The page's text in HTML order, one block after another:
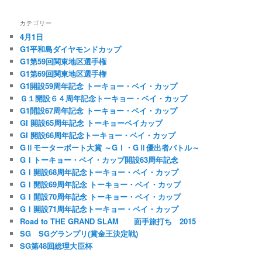
カテゴリー
4月1日
G1平和島ダイヤモンドカップ
G1第59回関東地区選手権
G1第69回関東地区選手権
G1開設59周年記念 トーキョー・ベイ・カップ
Ｇ１開設６４周年記念トーキョー・ベイ・カップ
G1開設67周年記念 トーキョー・ベイ・カップ
GI 開設65周年記念 トーキョーベイカップ
GI 開設66周年記念トーキョー・ベイ・カップ
GⅡモーターボート大賞 ～GⅠ・GⅡ優出者バトル～
GⅠトーキョー・ベイ・カップ開設63周年記念
GⅠ開設68周年記念トーキョー・ベイ・カップ
GⅠ開設69周年記念 トーキョー・ベイ・カップ
GⅠ開設70周年記念 トーキョー・ベイ・カップ
GⅠ開設71周年記念トーキョー・ベイ・カップ
Road to THE GRAND SLAM 面手旅打ち 2015
SG SGグランプリ(賞金王決定戦)
SG第48回総理大臣杯